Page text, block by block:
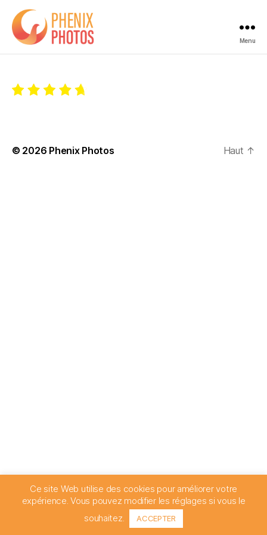
Menu
© 2026 Phenix Photos Haut ↑
Ce site Web utilise des cookies pour améliorer votre
expérience. Vous pouvez modifier les réglages si vous le
souhaitez.
ACCEPTER